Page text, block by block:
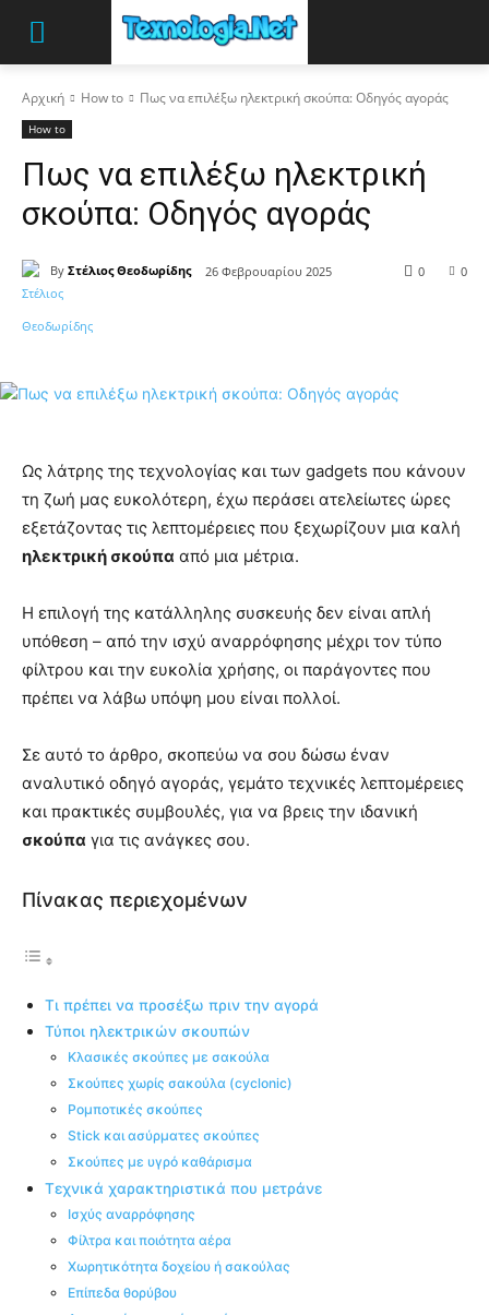
Αρχική How to Πως να επιλέξω ηλεκτρική σκούπα: Οδηγός αγοράς
How to
Πως να επιλέξω ηλεκτρική
σκούπα: Οδηγός αγοράς
By Στέλιος Θεοδωρίδης 26 Φεβρουαρίου 2025 0
0
Ως λάτρης της τεχνολογίας και των gadgets που κάνουν
τη ζωή μας ευκολότερη, έχω περάσει ατελείωτες ώρες
εξετάζοντας τις λεπτομέρειες που ξεχωρίζουν μια καλή
ηλεκτρική σκούπα από μια μέτρια.
Η επιλογή της κατάλληλης συσκευής δεν είναι απλή
υπόθεση – από την ισχύ αναρρόφησης μέχρι τον τύπο
φίλτρου και την ευκολία χρήσης, οι παράγοντες που
πρέπει να λάβω υπόψη μου είναι πολλοί.
Σε αυτό το άρθρο, σκοπεύω να σου δώσω έναν
αναλυτικό οδηγό αγοράς, γεμάτο τεχνικές λεπτομέρειες
και πρακτικές συμβουλές, για να βρεις την ιδανική
σκούπα για τις ανάγκες σου.
Πίνακας περιεχομένων
Τι πρέπει να προσέξω πριν την αγορά
Τύποι ηλεκτρικών σκουπών
Κλασικές σκούπες με σακούλα
Σκούπες χωρίς σακούλα (cyclonic)
Ρομποτικές σκούπες
Stick και ασύρματες σκούπες
Σκούπες με υγρό καθάρισμα
Τεχνικά χαρακτηριστικά που μετράνε
Ισχύς αναρρόφησης
Φίλτρα και ποιότητα αέρα
Χωρητικότητα δοχείου ή σακούλας
Επίπεδα θορύβου